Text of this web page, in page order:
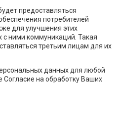
предоставляться
потребителей
для улучшения этих
с ними коммуникаций. Такая
третьим лицам для их
данных для любой
на обработку Ваших